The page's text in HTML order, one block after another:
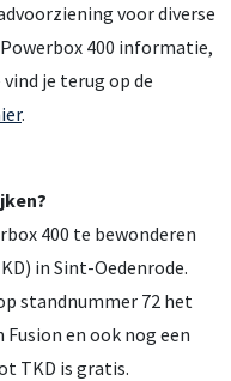
voor diverse
400 informatie,
je terug op de
.
400 te bewonderen
in Sint-Oedenrode.
standnummer 72 het
en ook nog een
TKD is gratis.